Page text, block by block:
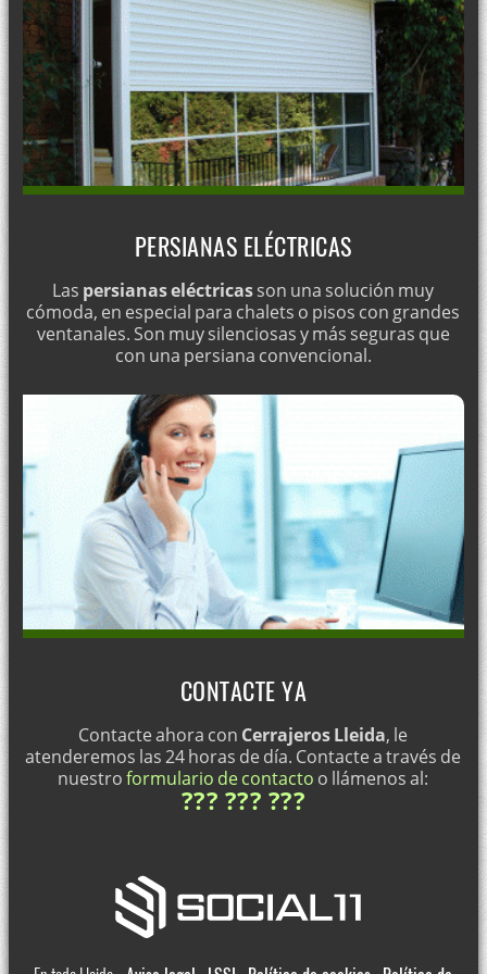
toda Lleida
Montaje y venta de cierrapuertas
Optimizar la seguridad en los trasteros
Instalación de cerraduras para puertas de madera
Apertura de cajas fuertes
Cerrajería antiladrones
Cerraduras antirrobo para viviendas
¿Necesita cerrajeros económicos?
PERSIANAS ELÉCTRICAS
Las persianas eléctricasson una solución muy
cómoda, en especial para chalets o pisos con grandes
ventanales. Son muy silenciosas y más seguras que
con una persiana convencional.
CONTACTE YA
Contacte ahora con Cerrajeros Lleida, le
atenderemos las 24 horas de día. Contacte a través de
nuestroformulario de contacto o llámenos al:
??? ??? ???